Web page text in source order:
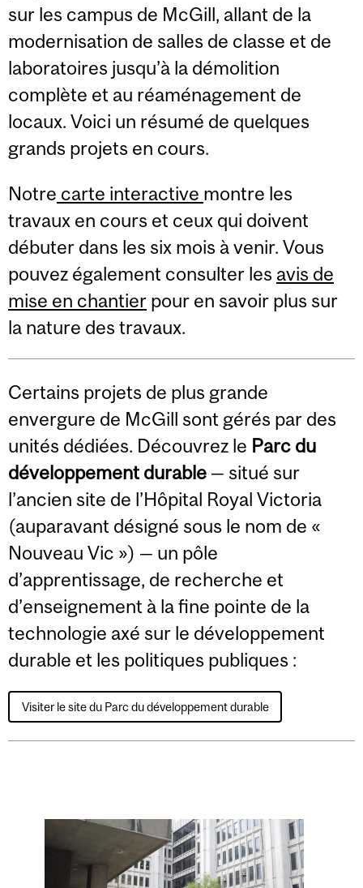
sur les campus de McGill, allant de la
modernisation de salles de classe et de
laboratoires jusqu’à la démolition
complète et au réaménagement de
locaux. Voici un résumé de quelques
grands projets en cours.
Notre carte interactive montre les
travaux en cours et ceux qui doivent
débuter dans les six mois à venir. Vous
pouvez également consulter les avis de
mise en chantier pour en savoir plus sur
la nature des travaux.
Certains projets de plus grande
envergure de McGill sont gérés par des
unités dédiées. Découvrez le Parc du
développement durable — situé sur
l’ancien site de l’Hôpital Royal Victoria
(auparavant désigné sous le nom de «
Nouveau Vic ») — un pôle
d’apprentissage, de recherche et
d’enseignement à la fine pointe de la
technologie axé sur le développement
durable et les politiques publiques :
Visiter le site du Parc du développement durable